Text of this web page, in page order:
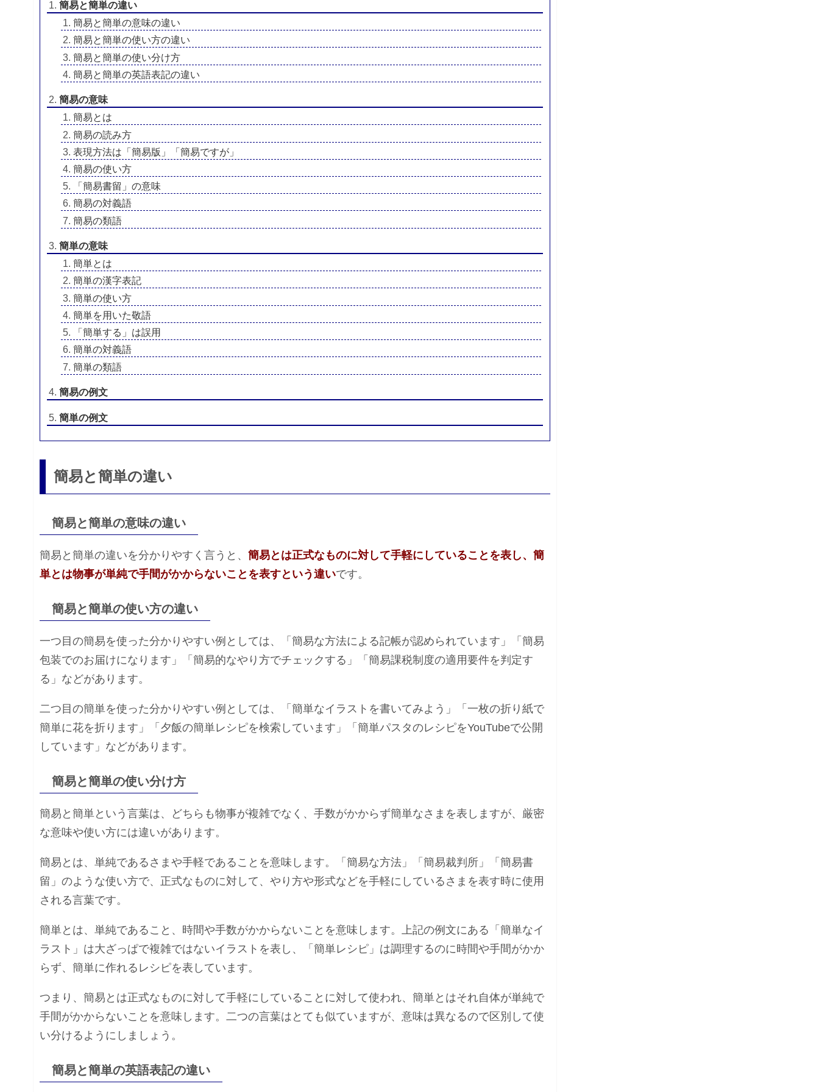
簡易と簡単の違い
簡易と簡単の意味の違い
簡易と簡単の使い方の違い
簡易と簡単の使い分け方
簡易と簡単の英語表記の違い
簡易の意味
簡易とは
簡易の読み方
表現方法は「簡易版」「簡易ですが」
簡易の使い方
「簡易書留」の意味
簡易の対義語
簡易の類語
簡単の意味
簡単とは
簡単の漢字表記
簡単の使い方
簡単を用いた敬語
「簡単する」は誤用
簡単の対義語
簡単の類語
簡易の例文
簡単の例文
簡易と簡単の違い
簡易と簡単の意味の違い
簡易と簡単の違いを分かりやすく言うと、 簡易とは正式なものに対して手軽にしていることを表し、簡
単とは物事が単純で手間がかからないことを表すという違いです。
簡易と簡単の使い方の違い
一つ目の簡易を使った分かりやすい例としては、「簡易な方法による記帳が認められています」「簡易
包装でのお届けになります」「簡易的なやり方でチェックする」「簡易課税制度の適用要件を判定す
る」などがあります。
二つ目の簡単を使った分かりやすい例としては、「簡単なイラストを書いてみよう」「一枚の折り紙で
簡単に花を折ります」「夕飯の簡単レシピを検索しています」「簡単パスタのレシピをYouTubeで公開
しています」などがあります。
簡易と簡単の使い分け方
簡易と簡単という言葉は、どちらも物事が複雑でなく、手数がかからず簡単なさまを表しますが、厳密
な意味や使い方には違いがあります。
簡易とは、単純であるさまや手軽であることを意味します。「簡易な方法」「簡易裁判所」「簡易書
留」のような使い方で、正式なものに対して、やり方や形式などを手軽にしているさまを表す時に使用
される言葉です。
簡単とは、単純であること、時間や手数がかからないことを意味します。上記の例文にある「簡単なイ
ラスト」は大ざっぱで複雑ではないイラストを表し、「簡単レシピ」は調理するのに時間や手間がかか
らず、簡単に作れるレシピを表しています。
つまり、簡易とは正式なものに対して手軽にしていることに対して使われ、簡単とはそれ自体が単純で
手間がかからないことを意味します。二つの言葉はとても似ていますが、意味は異なるので区別して使
い分けるようにしましょう。
簡易と簡単の英語表記の違い